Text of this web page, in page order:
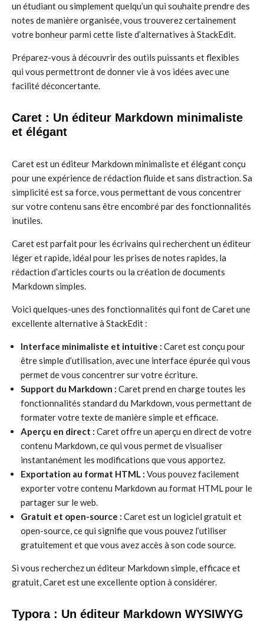
un étudiant ou simplement quelqu’un qui souhaite prendre des
notes de manière organisée, vous trouverez certainement
votre bonheur parmi cette liste d’alternatives à StackEdit.
Préparez-vous à découvrir des outils puissants et flexibles
qui vous permettront de donner vie à vos idées avec une
facilité déconcertante.
Caret : Un éditeur Markdown minimaliste
et élégant
Caret est un éditeur Markdown minimaliste et élégant conçu
pour une expérience de rédaction fluide et sans distraction. Sa
simplicité est sa force, vous permettant de vous concentrer
sur votre contenu sans être encombré par des fonctionnalités
inutiles.
Caret est parfait pour les écrivains qui recherchent un éditeur
léger et rapide, idéal pour les prises de notes rapides, la
rédaction d’articles courts ou la création de documents
Markdown simples.
Voici quelques-unes des fonctionnalités qui font de Caret une
excellente alternative à StackEdit :
Interface minimaliste et intuitive : Caret est conçu pour
être simple d’utilisation, avec une interface épurée qui vous
permet de vous concentrer sur votre écriture.
Support du Markdown : Caret prend en charge toutes les
fonctionnalités standard du Markdown, vous permettant de
formater votre texte de manière simple et efficace.
Aperçu en direct : Caret offre un aperçu en direct de votre
contenu Markdown, ce qui vous permet de visualiser
instantanément les modifications que vous apportez.
Exportation au format HTML : Vous pouvez facilement
exporter votre contenu Markdown au format HTML pour le
partager sur le web.
Gratuit et open-source : Caret est un logiciel gratuit et
open-source, ce qui signifie que vous pouvez l’utiliser
gratuitement et que vous avez accès à son code source.
Si vous recherchez un éditeur Markdown simple, efficace et
gratuit, Caret est une excellente option à considérer.
Typora : Un éditeur Markdown WYSIWYG